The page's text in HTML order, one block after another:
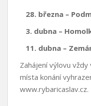
28. března –
3. dubna –
11. dubna –
Zahájení výlovu
místa konání
www.rybaricaslav.cz.